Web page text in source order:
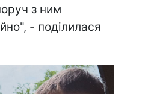
з ним
- поділилася